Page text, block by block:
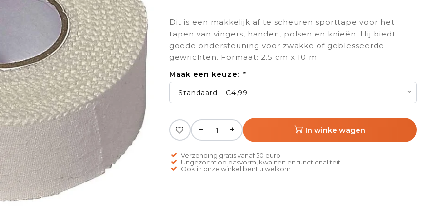
Dit is een makkelijk af te scheuren sporttape voor het
tapen van vingers, handen, polsen en knieën. Hij biedt
goede ondersteuning voor zwakke of geblesseerde
gewrichten. Formaat: 2.5 cm x 10 m
Maak een keuze: *
Standaard - €4,99
− + In winkelwagen
Verzending gratis vanaf 50 euro
Uitgezocht op pasvorm, kwaliteit en functionaliteit
Ook in onze winkel bent u welkom